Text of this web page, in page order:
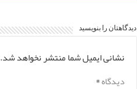
دیدگاهتان را بنویسید
نشانی ایمیل شما منتشر نخواهد شد.
دیدگاه*